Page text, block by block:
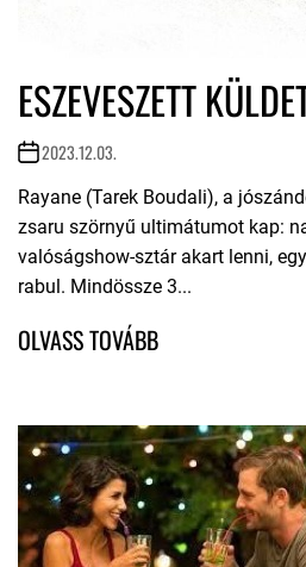
ESZEVESZETT
2023.12.03.
Rayane (Tarek Boudali), a
zsaru szörnyű ultimátumot kap:
valóságshow-sztár akart lenni,
rabul. Mindössze 3...